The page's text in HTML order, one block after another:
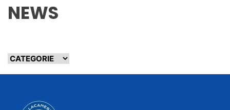
NEWS